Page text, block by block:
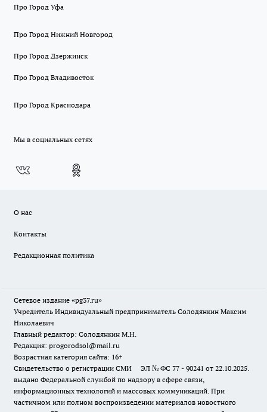
Про Город Уфа
Про Город Нижний Новгород
Про Город Дзержинск
Про Город Владивосток
Про Город Краснодара
Мы в социальных сетях
О нас
Контакты
Редакционная политика
Сетевое издание «pg37.ru»
Учредитель Индивидуальный предприниматель Солодянкин Максим
Николаевич
Главный редактор: Солодянкин М.Н.
Редакция: progorodsol@mail.ru
Возрастная категория сайта: 16+
Свидетельство о регистрации СМИ ЭЛ № ФС 77 - 90241 от 22.10.2025.
выдано Федеральной службой по надзору в сфере связи,
информационных технологий и массовых коммуникаций. При
частичном или полном воспроизведении материалов новостного